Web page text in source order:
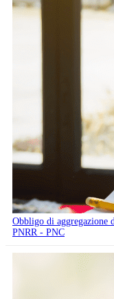
Obbligo di aggregazione
PNRR - PNC